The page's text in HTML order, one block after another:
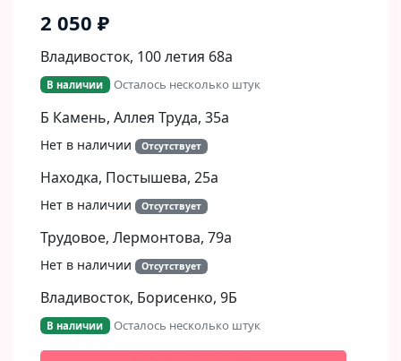
2 050 ₽
Владивосток, 100 летия 68а
В наличии Осталось несколько штук
Б Камень, Аллея Труда, 35а
Нет в наличии Отсутствует
Находка, Постышева, 25а
Нет в наличии Отсутствует
Трудовое, Лермонтова, 79а
Нет в наличии Отсутствует
Владивосток, Борисенко, 9Б​
В наличии Осталось несколько штук